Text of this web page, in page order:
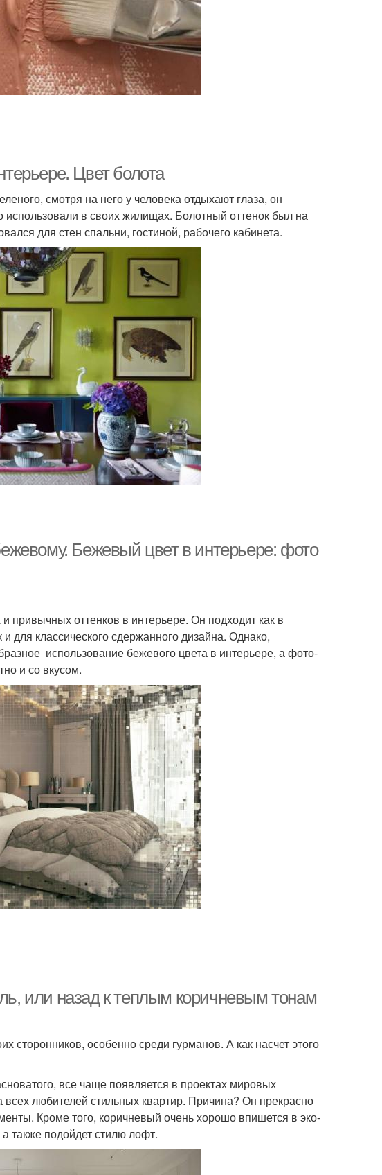
Диван в интерьере Цвета на помещение
Интерьер в шоколадно-
бежевых тонах
Шикарный интерьер Решение для интерьера
Сочетание в интерьере
Цвет болота
смотря на него у человека отдыхают глаза, он
использовали в своих жилищах. Болотный оттенок был на
для стен спальни, гостиной, рабочего кабинета.
Бежевый цвет в интерьере: фото
привычных оттенков в интерьере. Он подходит как в
для классического сдержанного дизайна. Однако,
использование бежевого цвета в интерьере, а фото-
и со вкусом.
или назад к теплым коричневым тонам
сторонников, особенно среди гурманов. А как насчет этого
все чаще появляется в проектах мировых
любителей стильных квартир. Причина? Он прекрасно
Кроме того, коричневый очень хорошо впишется в эко-
также подойдет стилю лофт.